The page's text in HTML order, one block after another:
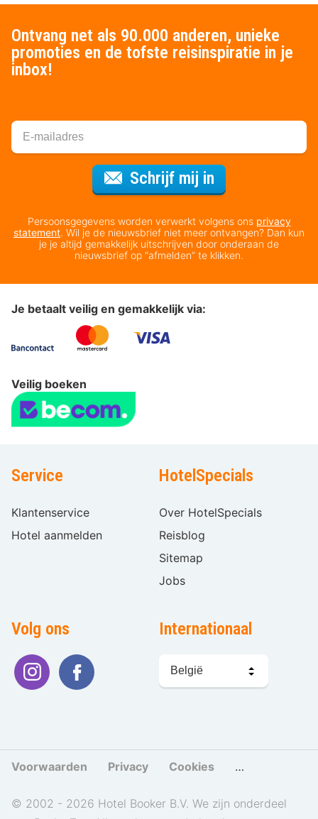
Ontvang net als 90.000 anderen, unieke
promoties en de tofste reisinspiratie in je
inbox!
Schrijf mij in
Persoonsgegevens worden verwerkt volgens ons privacy
statement. Wil je de nieuwsbrief niet meer ontvangen? Dan kun
je je altijd gemakkelijk uitschrijven door onderaan de
nieuwsbrief op “afmelden” te klikken.
Je betaalt veilig en gemakkelijk via:
Veilig boeken
Service
Klantenservice
Hotel aanmelden
HotelSpecials
Over HotelSpecials
Reisblog
Sitemap
Jobs
Volg ons Internationaal
kiezen
Voorwaarden Privacy Cookies Cookies
© 2002 - 2026 Hotel Booker B.V. We zijn onderdeel